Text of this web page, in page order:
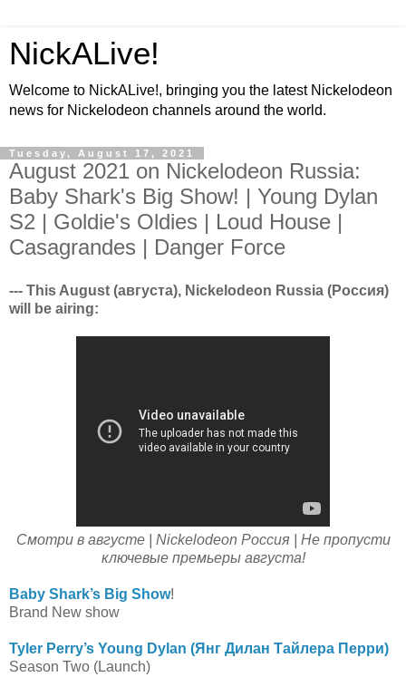
NickALive!
Welcome to NickALive!, bringing you the latest Nickelodeon
news for Nickelodeon channels around the world.
Tuesday, August 17, 2021
August 2021 on Nickelodeon Russia:
Baby Shark's Big Show! | Young Dylan
S2 | Goldie's Oldies | Loud House |
Casagrandes | Danger Force
--- This August (августа), Nickelodeon Russia (Россия)
will be airing:
Смотри в августе | Nickelodeon Россия | Не пропусти
ключевые премьеры августа!
Baby Shark’s Big Show!
Brand New show
Tyler Perry’s Young Dylan (Янг Дилан Тайлера Перри)
Season Two (Launch)